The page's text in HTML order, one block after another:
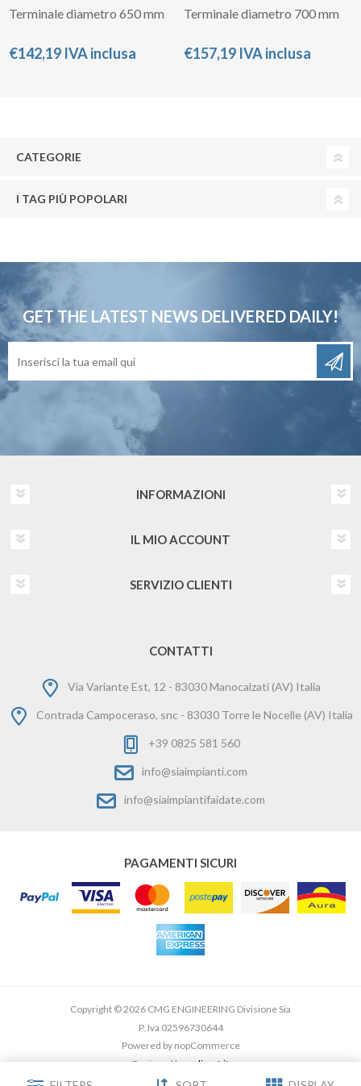
Terminale diametro 650 mm
€142,19 IVA inclusa
Terminale diametro 700 mm
€157,19 IVA inclusa
CATEGORIE
I TAG PIÙ POPOLARI
GET THE LATEST NEWS DELIVERED DAILY!
INFORMAZIONI
IL MIO ACCOUNT
SERVIZIO CLIENTI
CONTATTI
Via Variante Est, 12 - 83030 Manocalzati (AV) Italia
Contrada Campoceraso, snc - 83030 Torre le Nocelle (AV) Italia
+39 0825 581 560
info@siaimpianti.com
info@siaimpiantifaidate.com
PAGAMENTI SICURI
Copyright © 2026 CMG ENGINEERING Divisione Sia
P. Iva 02596730644
Powered by nopCommerce
Designed bye-direct.it